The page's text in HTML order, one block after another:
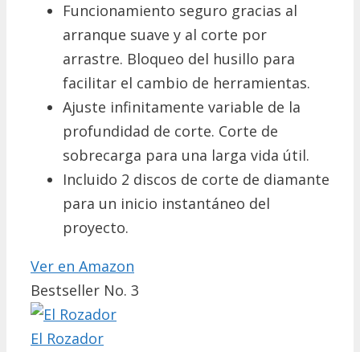
Funcionamiento seguro gracias al
arranque suave y al corte por
arrastre. Bloqueo del husillo para
facilitar el cambio de herramientas.
Ajuste infinitamente variable de la
profundidad de corte. Corte de
sobrecarga para una larga vida útil.
Incluido 2 discos de corte de diamante
para un inicio instantáneo del
proyecto.
Ver en Amazon
Bestseller No. 3
El Rozador